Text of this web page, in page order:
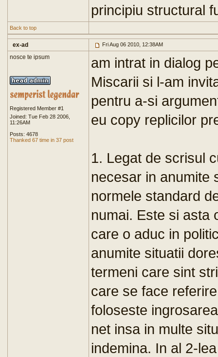
principiu structural
Back to top
ex-ad Fri Aug 06 2010, 12:38AM
nosce te ipsum
Registered Member #1
Joined: Tue Feb 28 2006,
11:26AM
Posts: 4678
Thanked 67 time in 37 post
am intrat in dialog
Miscarii si l-am
pentru a-si
eu copy replicilor
1. Legat de scrisul
necesar in anumite
normele standard
numai. Este si asta
care o aduc in
anumite situatii
termeni care sint
care se face
foloseste
net insa in multe
indemina. In al 2-